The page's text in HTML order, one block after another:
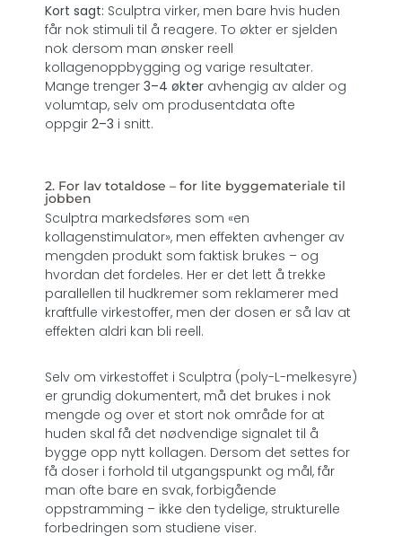
Kort sagt: Sculptra virker, men bare hvis huden
får nok stimuli til å reagere. To økter er sjelden
nok dersom man ønsker reell
kollagenoppbygging og varige resultater.
Mange trenger 3–4 økter avhengig av alder og
volumtap, selv om produsentdata ofte
oppgir 2–3 i snitt.
2. For lav totaldose – for lite byggemateriale til
jobben
Sculptra markedsføres som «en
kollagenstimulator», men effekten avhenger av
mengden produkt som faktisk brukes – og
hvordan det fordeles. Her er det lett å trekke
parallellen til hudkremer som reklamerer med
kraftfulle virkestoffer, men der dosen er så lav at
effekten aldri kan bli reell.
Selv om virkestoffet i Sculptra (poly-L-melkesyre)
er grundig dokumentert, må det brukes i nok
mengde og over et stort nok område for at
huden skal få det nødvendige signalet til å
bygge opp nytt kollagen. Dersom det settes for
få doser i forhold til utgangspunkt og mål, får
man ofte bare en svak, forbigående
oppstramming – ikke den tydelige, strukturelle
forbedringen som studiene viser.